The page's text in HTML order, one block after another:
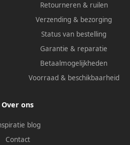
Retourneren & ruilen
Verzending & bezorging
Status van bestelling
Garantie & reparatie
Betaalmogelijkheden
Voorraad & beschikbaarheid
Over ons
blog
Contact